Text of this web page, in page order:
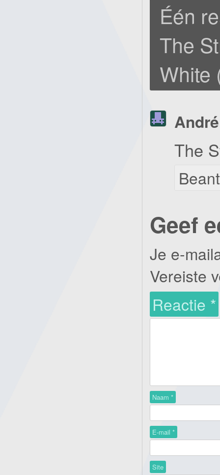
Één
The
White
André
The
Geef
Je e-
Vereiste
Reactie *
Naam *
E-mail *
Site